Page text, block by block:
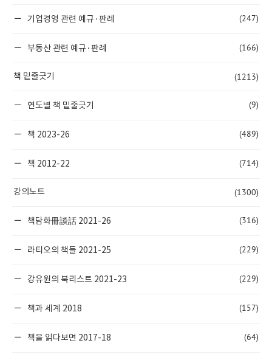
기업경영 관련 예규·판례 (247)
부동산 관련 예규·판례 (166)
책 밑줄긋기 (1213)
연도별 책 밑줄긋기 (9)
책 2023-26 (489)
책 2012-22 (714)
강의노트 (1300)
책담화冊談話 2021-26 (316)
라티오의 책들 2021-25 (229)
강유원의 북리스트 2021-23 (229)
책과 세계 2018 (157)
책을 읽다보면 2017-18 (64)